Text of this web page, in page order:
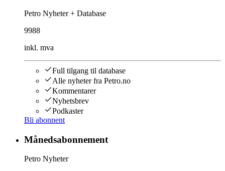
Petro Nyheter + Database
9988
inkl. mva
Full tilgang til database
Alle nyheter fra Petro.no
Kommentarer
Nyhetsbrev
Podkaster
Bli abonnent
Månedsabonnement
Petro Nyheter